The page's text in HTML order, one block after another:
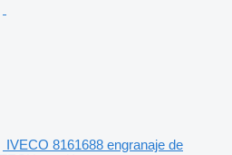
IVECO 8161688 engranaje de